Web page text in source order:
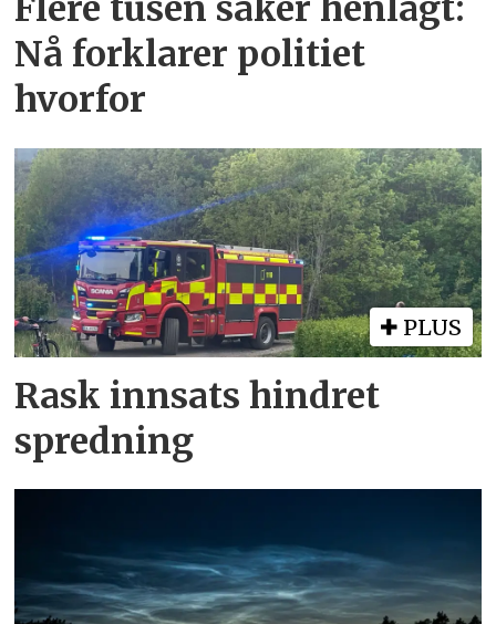
Flere tusen saker henlagt:
Nå forklarer politiet
hvorfor
PLUS
Rask innsats hindret
spredning